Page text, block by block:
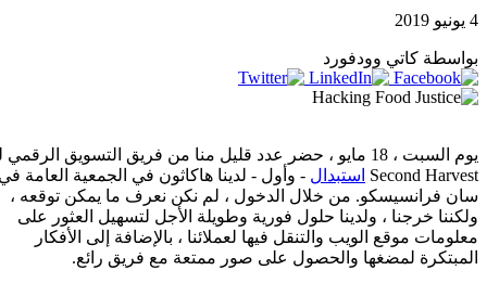
4 يونيو 2019
بواسطة كاتي وودفورد
يوم السبت ، 18 مايو ، حضر عدد قليل منا من فريق التسويق الرقمي
Second Harvest استبدال - وأول - لدينا هاكاثون في الجمعية العامة
سان فرانسيسكو. من خلال الدخول ، لم نكن نعرف ما يمكن توقعه ،
ولكننا خرجنا ، ولدينا حلول فورية وطويلة الأجل لتسهيل العثور على
معلومات موقع الويب والتنقل فيها لعملائنا ، بالإضافة إلى الأفكار
المبتكرة لمضغها والحصول على صور ممتعة مع فريق رائع.